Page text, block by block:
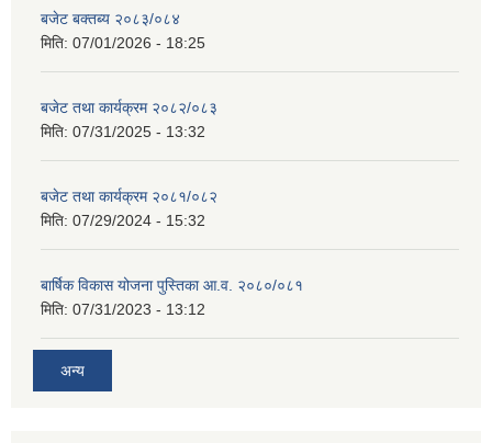
बजेट बक्तब्य २०८३/०८४
मिति: 07/01/2026 - 18:25
बजेट तथा कार्यक्रम २०८२/०८३
मिति: 07/31/2025 - 13:32
बजेट तथा कार्यक्रम २०८१/०८२
मिति: 07/29/2024 - 15:32
बार्षिक विकास योजना पुस्तिका आ.व. २०८०/०८१
मिति: 07/31/2023 - 13:12
अन्य